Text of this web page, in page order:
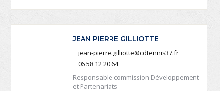
JEAN PIERRE GILLIOTTE
jean-pierre.gilliotte@cdtennis37.fr
06 58 12 20 64
Responsable commission Développement
et Partenariats